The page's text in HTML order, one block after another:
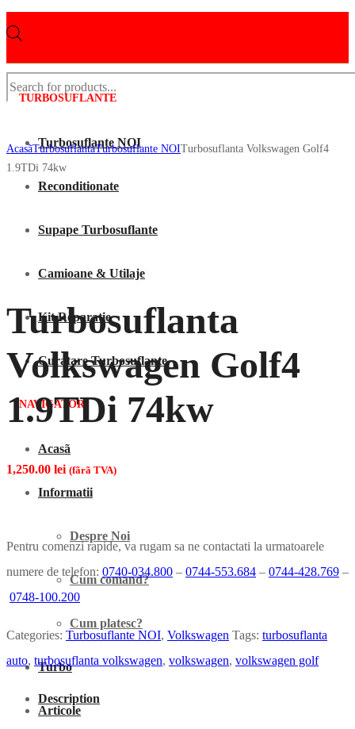
search
TURBOSUFLANTE
Turbosuflante NOI
Reconditionate
Supape Turbosuflante
Camioane & Utilaje
Kit Reparatie
Curatare Turbosuflante
NAVIGATOR
Acasã
Informatii
Despre Noi
Cum comand?
Cum platesc?
Turbo
Articole
AcasãTurbosuflantaTurbosuflante NOITurbosuflanta Volkswagen Golf4
1.9TDi 74kw
Turbosuflanta
Volkswagen Golf4
1.9TDi 74kw
1,250.00 lei (fãrã TVA)
Pentru comenzi rapide, va rugam sa ne contactati la urmatoarele
numere de telefon: 0740-034.800 – 0744-553.684 – 0744-428.769 –
0748-100.200
Categories: Turbosuflante NOI, Volkswagen Tags: turbosuflanta
auto, turbosuflanta volkswagen, volkswagen, volkswagen golf
Description